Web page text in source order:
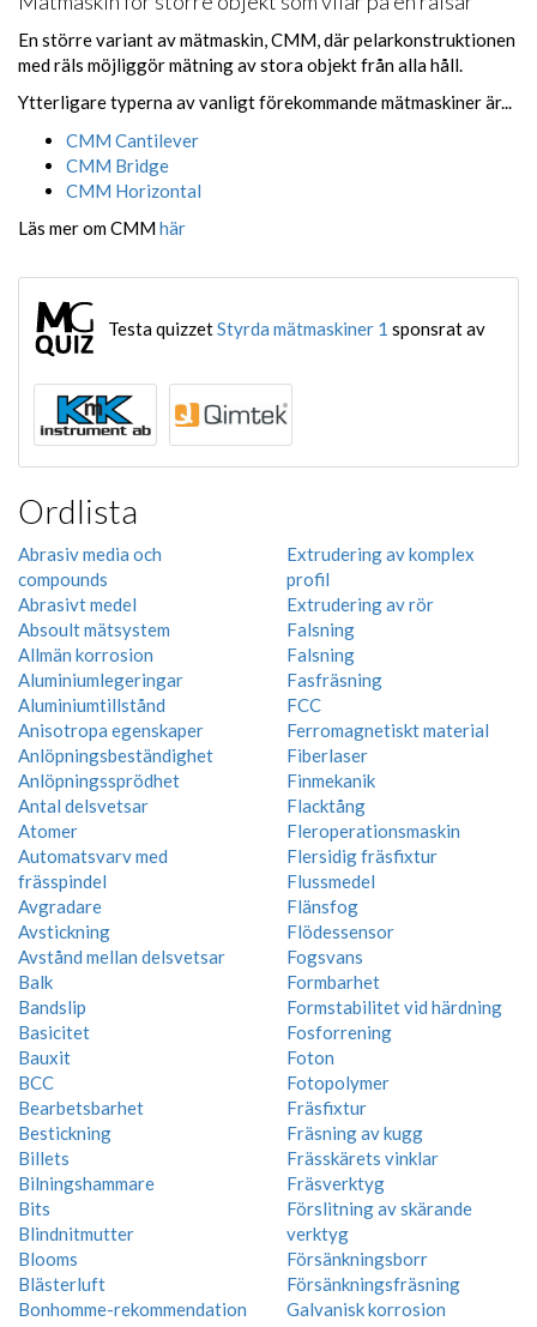
En större variant av mätmaskin, CMM, där pelarkonstruktionen
med räls möjliggör mätning av stora objekt från alla håll.
Ytterligare typerna av vanligt förekommande mätmaskiner är...
CMM Cantilever
CMM Bridge
CMM Horizontal
Läs mer om CMMhär
Testa quizzetStyrda mätmaskiner 1 sponsrat av
Ordlista
Abrasiv media och
compounds
Abrasivt medel
Absoult mätsystem
Allmän korrosion
Aluminiumlegeringar
Aluminiumtillstånd
Anisotropa egenskaper
Anlöpningsbeständighet
Anlöpningssprödhet
Antal delsvetsar
Atomer
Automatsvarv med
frässpindel
Avgradare
Avstickning
Avstånd mellan delsvetsar
Balk
Bandslip
Basicitet
Bauxit
BCC
Bearbetsbarhet
Bestickning
Billets
Bilningshammare
Bits
Blindnitmutter
Blooms
Blästerluft
Bonhomme-rekommendation
Extrudering av komplex
profil
Extrudering av rör
Falsning
Falsning
Fasfräsning
FCC
Ferromagnetiskt material
Fiberlaser
Finmekanik
Flacktång
Fleroperationsmaskin
Flersidig fräsfixtur
Flussmedel
Flänsfog
Flödessensor
Fogsvans
Formbarhet
Formstabilitet vid härdning
Fosforrening
Foton
Fotopolymer
Fräsfixtur
Fräsning av kugg
Frässkärets vinklar
Fräsverktyg
Förslitning av skärande
verktyg
Försänkningsborr
Försänkningsfräsning
Galvanisk korrosion